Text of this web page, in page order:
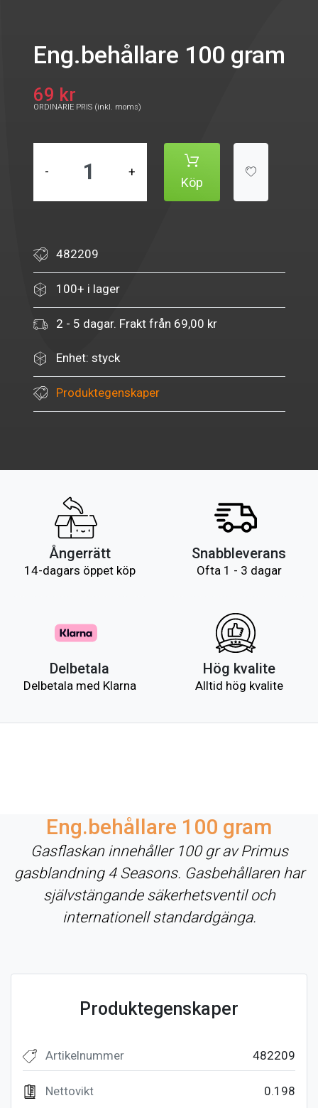
Eng.behållare 100 gram
69 kr
ORDINARIE PRIS (inkl. moms)
- +
Köp
482209
100+ i lager
2 - 5 dagar. Frakt från 69,00 kr
Enhet: styck
Produktegenskaper
Ångerrätt
14-dagars öppet köp
Snabbleverans
Ofta 1 - 3 dagar
Delbetala
Delbetala med Klarna
Hög kvalite
Alltid hög kvalite
Eng.behållare 100 gram
Gasflaskan innehåller 100 gr av Primus
gasblandning 4 Seasons. Gasbehållaren har
självstängande säkerhetsventil och
internationell standardgänga.
Produktegenskaper
482209
Artikelnummer
0.198
Nettovikt